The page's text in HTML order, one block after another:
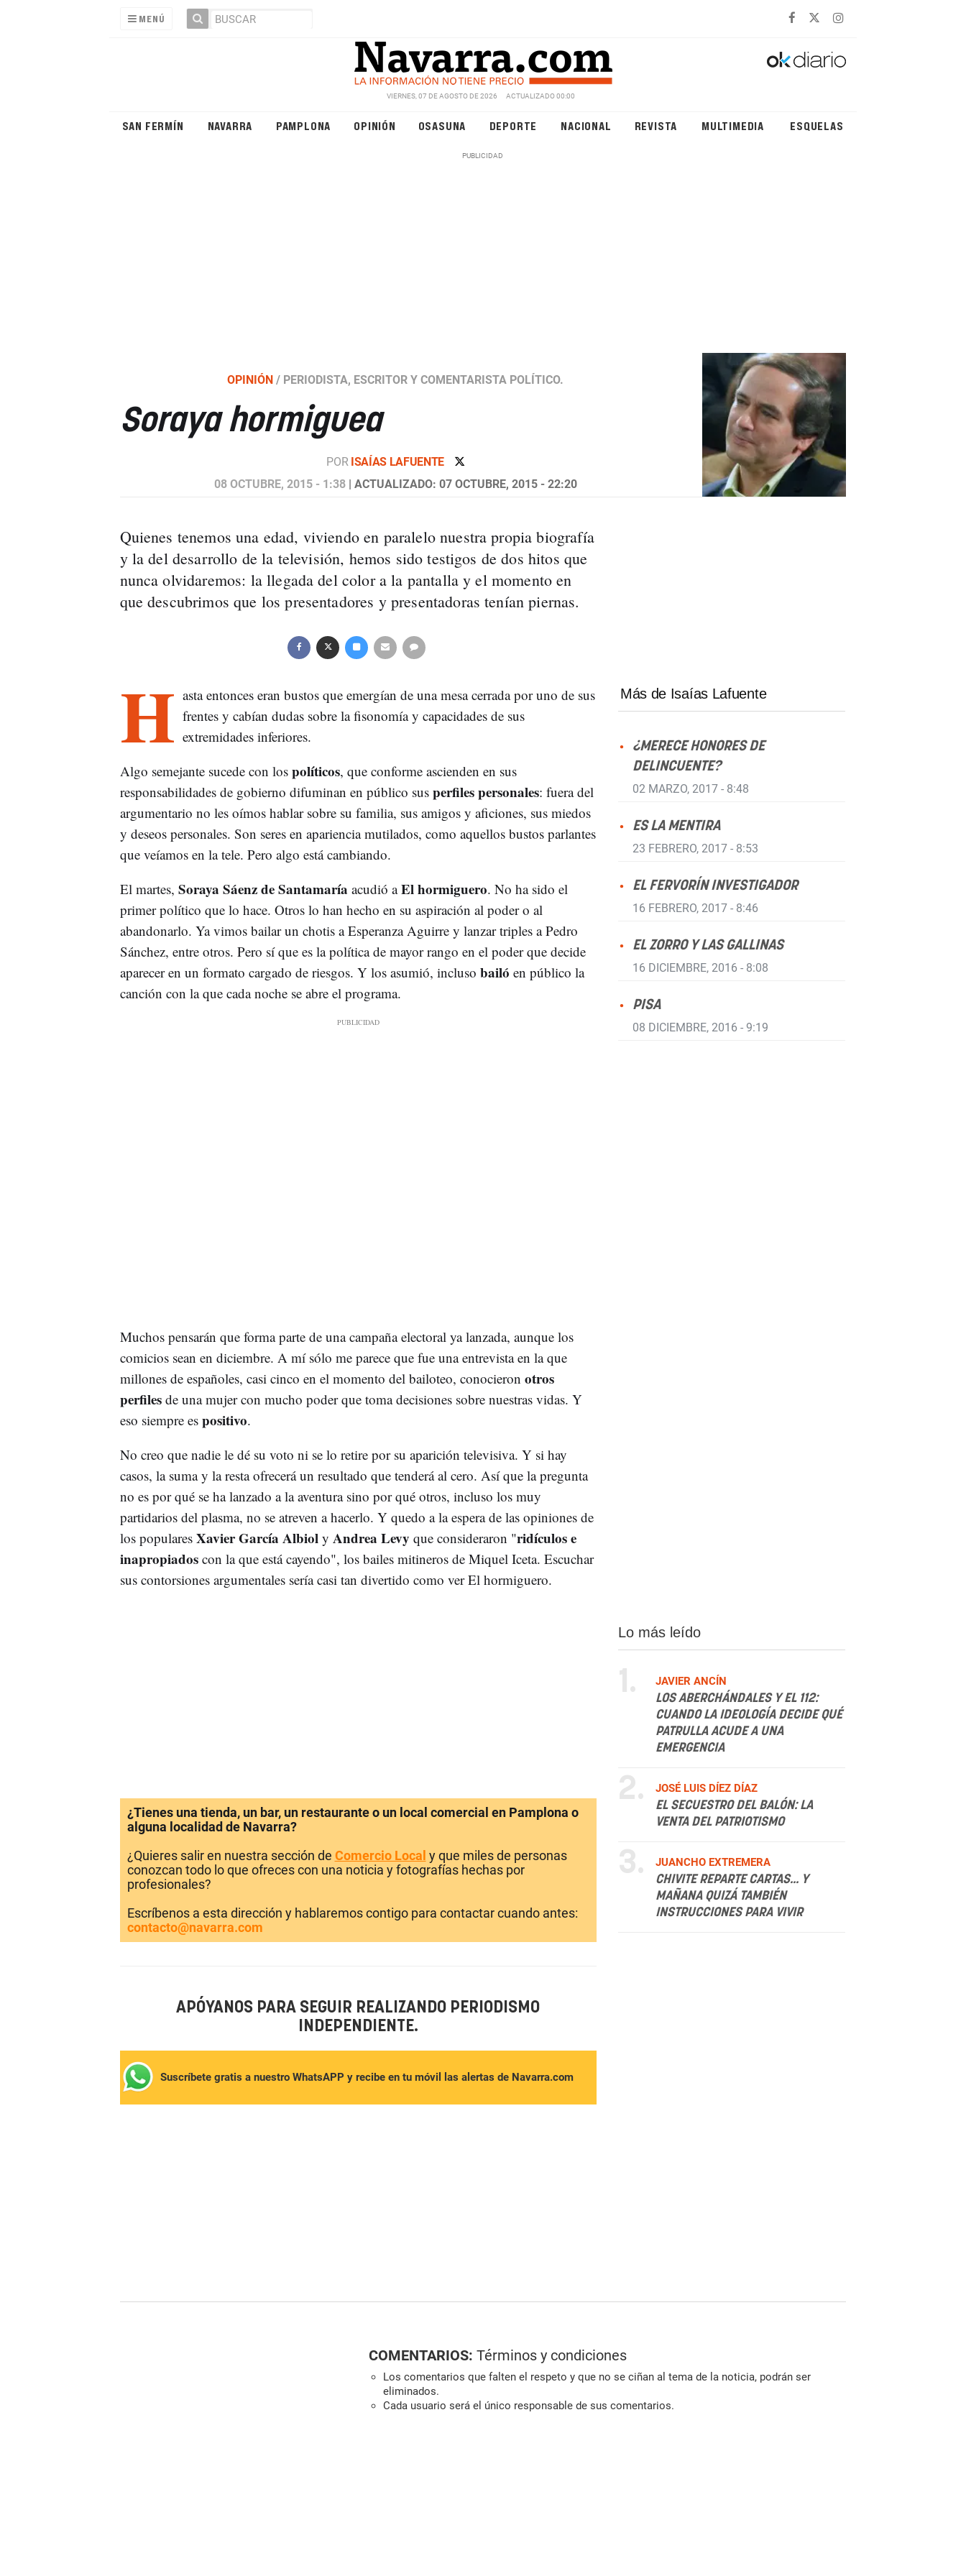
MENÚ
VIERNES, 07 DE AGOSTO DE 2026 ACTUALIZADO 00:00
SAN FERMÍN NAVARRA PAMPLONA OPINIÓN OSASUNA DEPORTE NACIONAL REVISTA MULTIMEDIA ESQUELAS
OPINIÓN/ PERIODISTA, ESCRITOR Y COMENTARISTA POLÍTICO.
Soraya hormiguea
POR ISAÍAS LAFUENTE
08 OCTUBRE, 2015 - 1:38| ACTUALIZADO: 07 OCTUBRE, 2015 - 22:20
Quienes tenemos una edad, viviendo en paralelo nuestra propia biografía
y la del desarrollo de la televisión, hemos sido testigos de dos hitos que
nunca olvidaremos: la llegada del color a la pantalla y el momento en
que descubrimos que los presentadores y presentadoras tenían piernas.
H asta entonces eran bustos que emergían de una mesa cerrada por uno de sus
frentes y cabían dudas sobre la fisonomía y capacidades de sus
extremidades inferiores.
Algo semejante sucede con los políticos, que conforme ascienden en sus
responsabilidades de gobierno difuminan en público sus perfiles personales: fuera del
argumentario no les oímos hablar sobre su familia, sus amigos y aficiones, sus miedos
y deseos personales. Son seres en apariencia mutilados, como aquellos bustos parlantes
que veíamos en la tele. Pero algo está cambiando.
El martes, Soraya Sáenz de Santamaría acudió aEl hormiguero. No ha sido el
primer político que lo hace. Otros lo han hecho en su aspiración al poder o al
abandonarlo. Ya vimos bailar un chotis a Esperanza Aguirre y lanzar triples a Pedro
Sánchez, entre otros. Pero sí que es la política de mayor rango en el poder que decide
aparecer en un formato cargado de riesgos. Y los asumió, incluso bailó en público la
canción con la que cada noche se abre el programa.
Muchos pensarán que forma parte de una campaña electoral ya lanzada, aunque los
comicios sean en diciembre. A mí sólo me parece que fue una entrevista en la que
millones de españoles, casi cinco en el momento del bailoteo, conocieron otros
perfilesde una mujer con mucho poder que toma decisiones sobre nuestras vidas. Y
eso siempre es positivo.
No creo que nadie le dé su voto ni se lo retire por su aparición televisiva. Y si hay
casos, la suma y la resta ofrecerá un resultado que tenderá al cero. Así que la pregunta
no es por qué se ha lanzado a la aventura sino por qué otros, incluso los muy
partidarios del plasma, no se atreven a hacerlo. Y quedo a la espera de las opiniones de
los populares Xavier García Albiol y Andrea Levy que consideraron "ridículos e
inapropiadoscon la que está cayendo", los bailes mitineros de Miquel Iceta. Escuchar
sus contorsiones argumentales sería casi tan divertido como ver El hormiguero.
Más de Isaías Lafuente
¿MERECE HONORES DE
DELINCUENTE?
02 MARZO, 2017 - 8:48
ES LA MENTIRA
23 FEBRERO, 2017 - 8:53
EL FERVORÍN INVESTIGADOR
16 FEBRERO, 2017 - 8:46
EL ZORRO Y LAS GALLINAS
16 DICIEMBRE, 2016 - 8:08
PISA
08 DICIEMBRE, 2016 - 9:19
¿Tienes una tienda, un bar, un restaurante o un local comercial en Pamplona o
alguna localidad de Navarra?
¿Quieres salir en nuestra sección de Comercio Local y que miles de personas
conozcan todo lo que ofreces con una noticia y fotografías hechas por
profesionales?
Escríbenos a esta dirección y hablaremos contigo para contactar cuando antes:
contacto@navarra.com
APÓYANOS PARA SEGUIR REALIZANDO PERIODISMO
INDEPENDIENTE.
Suscríbete gratis a nuestro WhatsAPP y recibe en tu móvil las alertas de Navarra.com
Lo más leído
1.
JAVIER ANCÍN
LOS ABERCHÁNDALES Y EL 112:
CUANDO LA IDEOLOGÍA DECIDE QUÉ
PATRULLA ACUDE A UNA
EMERGENCIA
2.
JOSÉ LUIS DÍEZ DÍAZ
EL SECUESTRO DEL BALÓN: LA
VENTA DEL PATRIOTISMO
3.
JUANCHO EXTREMERA
CHIVITE REPARTE CARTAS... Y
MAÑANA QUIZÁ TAMBIÉN
INSTRUCCIONES PARA VIVIR
COMENTARIOS:Términos y condiciones
Los comentarios que falten el respeto y que no se ciñan al tema de la noticia, podrán ser
eliminados.
Cada usuario será el único responsable de sus comentarios.